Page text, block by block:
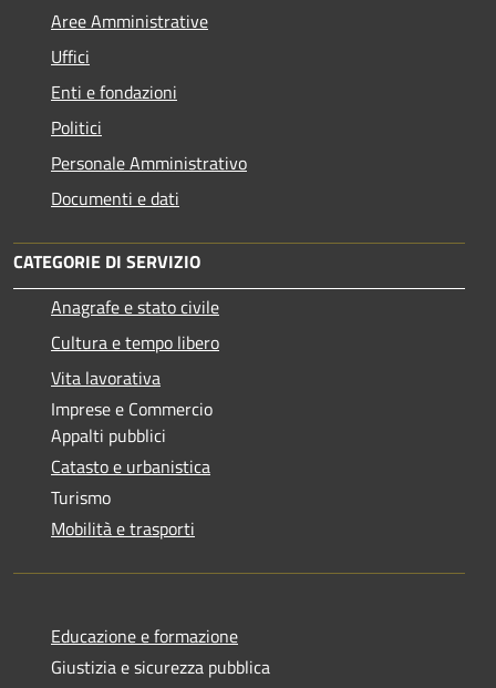
Aree Amministrative
Uffici
Enti e fondazioni
Politici
Personale Amministrativo
Documenti e dati
CATEGORIE DI SERVIZIO
Anagrafe e stato civile
Cultura e tempo libero
Vita lavorativa
Imprese e Commercio
Appalti pubblici
Catasto e urbanistica
Turismo
Mobilità e trasporti
Educazione e formazione
Giustizia e sicurezza pubblica